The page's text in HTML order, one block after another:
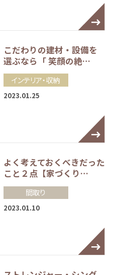
こだわりの建材・設備を
選ぶなら「 笑顔の絶…
インテリア・収納
2023.01.25
よく考えておくべきだった
こと２点【家づくり…
間取り
2023.01.10